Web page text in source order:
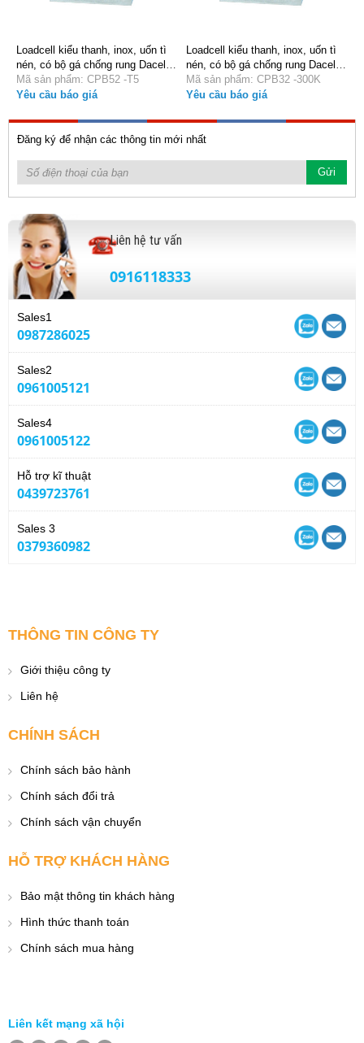
Loadcell kiểu thanh, inox, uốn tì
nén, có bộ gá chống rung Dacell
CPB52 -T5Mã sản phẩm: CPB52 -T5
Yêu cầu báo giá
Loadcell kiểu thanh, inox, uốn tì
nén, có bộ gá chống rung Dacell
CPB32 -300KMã sản phẩm: CPB32 -300K
Yêu cầu báo giá
Đăng ký để nhận các thông tin mới nhất
Liên hệ tư vấn
0916118333
Sales1
0987286025
Sales2
0961005121
Sales4
0961005122
Hỗ trợ kĩ thuật
0439723761
Sales 3
0379360982
THÔNG TIN CÔNG TY
Giới thiệu công ty
Liên hệ
CHÍNH SÁCH
Chính sách bảo hành
Chính sách đổi trả
Chính sách vận chuyển
HỖ TRỢ KHÁCH HÀNG
Bảo mật thông tin khách hàng
Hình thức thanh toán
Chính sách mua hàng
Liên kết mạng xã hội